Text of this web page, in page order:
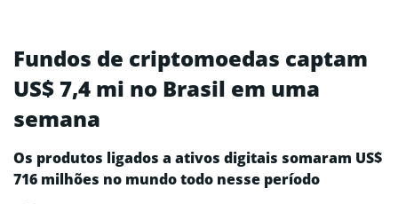
Fundos de criptomoedas captam
US$ 7,4 mi no Brasil em uma
semana
Os produtos ligados a ativos digitais somaram US$
716 milhões no mundo todo nesse período